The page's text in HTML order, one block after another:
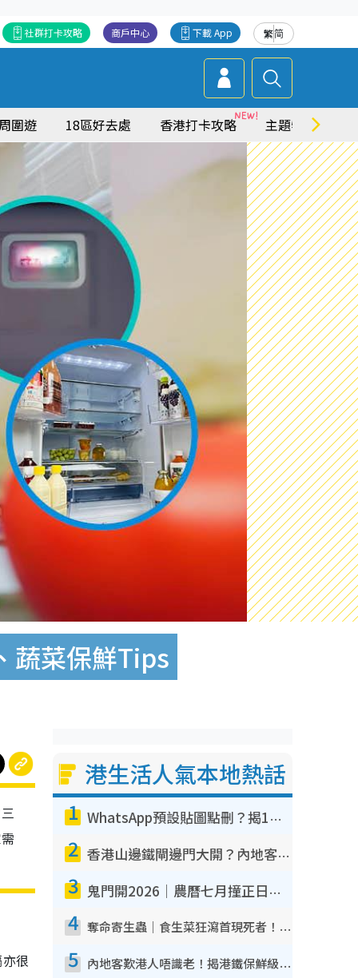
繁简
下載 App
商戶中心
社群打卡攻略
圍遊 18區好去處 香港打卡攻略 主題特集
蔬菜保鮮Tips
很
港生活人氣本地熱話
1 WhatsApp預設貼圖點刪？揭1招「反向操作」還原簡潔介面 附3步實測教學
2 香港山邊鐵閘邊門大開？內地客困惑意義何在！網民神回覆：呢種叫法理性防禦
3 鬼門開2026｜農曆七月撞正日全食特別邪？專家警告切忌做一事！揭4大禁忌+2招保平安
4 奪命寄生蟲｜食生菜狂瀉首現死者！疫潮惡化錄1.8萬宗病例 揭洗菜3大謬誤
5 內地客歎港人唔識老！揭港鐵保鮮級冷氣 港人求放過：咪投訴